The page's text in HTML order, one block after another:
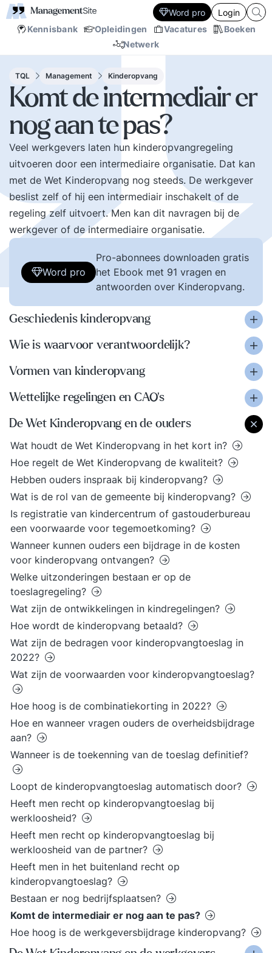
Kennisbank Opleidingen Vacatures
Boeken
Netwerk
Word pro Login
TQL Management Kinderopvang
Komt de intermediair er
nog aan te pas?
Veel werkgevers laten hun kinderopvangregeling
uitvoeren door een intermediaire organisatie. Dat kan
met de Wet Kinderopvang nog steeds. De werkgever
beslist zelf of hij een intermediair inschakelt of de
regeling zelf uitvoert. Men kan dit navragen bij de
werkgever of de intermediaire organisatie.
Word pro
Pro-abonnees downloaden gratis
het Ebook met 91 vragen en
antwoorden over Kinderopvang.
Geschiedenis kinderopvang
Wie is waarvoor verantwoordelijk?
Vormen van kinderopvang
Wettelijke regelingen en CAO’s
De Wet Kinderopvang en de ouders
Wat houdt de Wet Kinderopvang in het kort in?
Hoe regelt de Wet Kinderopvang de kwaliteit?
Hebben ouders inspraak bij kinderopvang?
Wat is de rol van de gemeente bij kinderopvang?
Is registratie van kindercentrum of gastouderbureau
een voorwaarde voor tegemoetkoming?
Wanneer kunnen ouders een bijdrage in de kosten
voor kinderopvang ontvangen?
Welke uitzonderingen bestaan er op de
toeslagregeling?
Wat zijn de ontwikkelingen in kindregelingen?
Hoe wordt de kinderopvang betaald?
Wat zijn de bedragen voor kinderopvangtoeslag in
2022?
Wat zijn de voorwaarden voor kinderopvangtoeslag?
Hoe hoog is de combinatiekorting in 2022?
Hoe en wanneer vragen ouders de overheidsbijdrage
aan?
Wanneer is de toekenning van de toeslag definitief?
Loopt de kinderopvangtoeslag automatisch door?
Heeft men recht op kinderopvangtoeslag bij
werkloosheid?
Heeft men recht op kinderopvangtoeslag bij
werkloosheid van de partner?
Heeft men in het buitenland recht op
kinderopvangtoeslag?
Bestaan er nog bedrijfsplaatsen?
Komt de intermediair er nog aan te pas?
Hoe hoog is de werkgeversbijdrage kinderopvang?